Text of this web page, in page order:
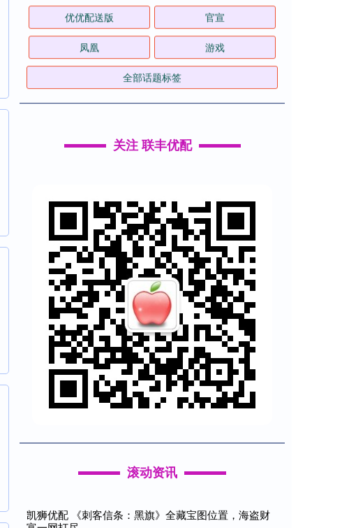
优优配送版 官宣
凤凰 游戏
全部话题标签
关注 联丰优配
滚动资讯
凯狮优配 《刺客信条：黑旗》全藏宝图位置，海盗财